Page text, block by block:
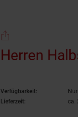
Herren
Verfügbarkeit:
Lieferzeit:
ca.